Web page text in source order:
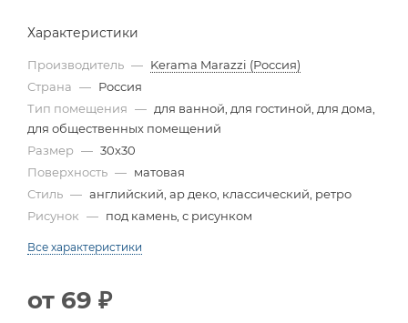
Характеристики
Производитель — Kerama Marazzi (Россия)
Страна — Россия
Тип помещения — для ванной, для гостиной, для дома,
для общественных помещений
Размер — 30x30
Поверхность — матовая
Стиль — английский, ар деко, классический, ретро
Рисунок — под камень, с рисунком
Все характеристики
от 69 ₽